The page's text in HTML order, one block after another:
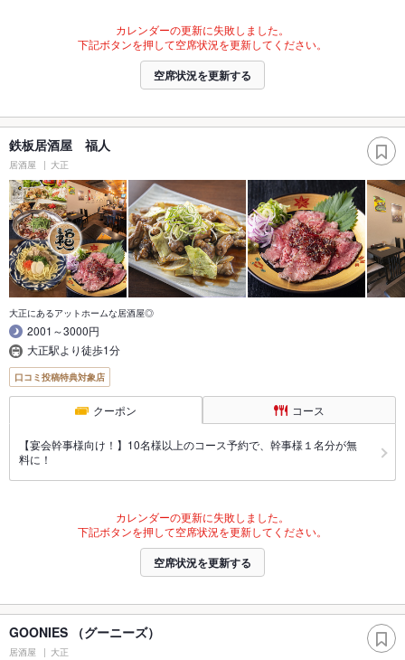
カレンダーの更新に失敗しました。
下記ボタンを押して空席状況を更新してください。
空席状況を更新する
鉄板居酒屋 福人
居酒屋 大正
大正にあるアットホームな居酒屋◎
2001～3000円
大正駅より徒歩1分
口コミ投稿特典対象店
クーポン コース
【宴会幹事様向け！】10名様以上のコース予約で、幹事様１名分が無
料に！
カレンダーの更新に失敗しました。
下記ボタンを押して空席状況を更新してください。
空席状況を更新する
GOONIES （グーニーズ）
居酒屋 大正